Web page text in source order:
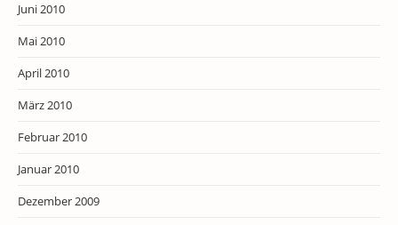
Juni 2010
Mai 2010
April 2010
März 2010
Februar 2010
Januar 2010
Dezember 2009